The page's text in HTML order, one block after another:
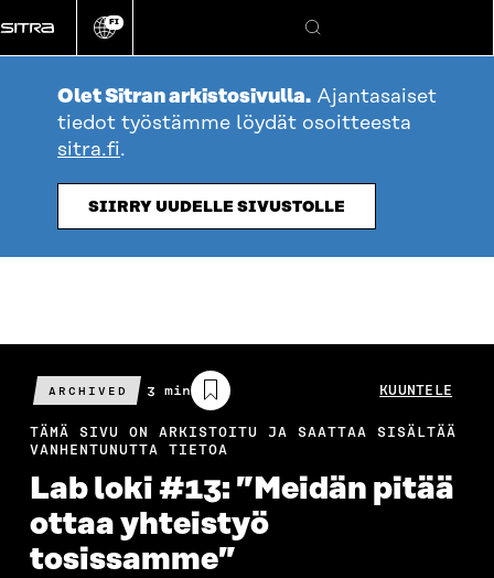
suoraan
sisältöön
Vaihda
kieli
FI
Hae
Olet Sitran arkistosivulla. Ajantasaiset
tiedot työstämme löydät osoitteesta
sitra.fi.
SIIRRY UUDELLE SIVUSTOLLE
ARCHIVED
Arvioitu
lukuaika
3 min KUUNTELE
TÄMÄ SIVU ON ARKISTOITU JA SAATTAA SISÄLTÄÄ
VANHENTUNUTTA TIETOA
Lab loki #13: ”Meidän pitää
ottaa yhteistyö
tosissamme”